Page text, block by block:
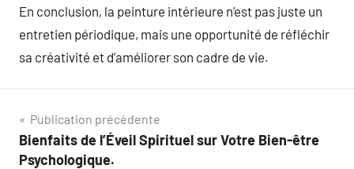
En conclusion, la peinture intérieure n’est pas juste un
entretien périodique, mais une opportunité de réfléchir
sa créativité et d’améliorer son cadre de vie.
Navigation
de
Publication précédente
Bienfaits de l’Éveil Spirituel sur Votre Bien-être
Psychologique.